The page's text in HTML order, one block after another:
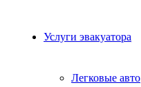
Услуги эвакуатора
Легковые авто